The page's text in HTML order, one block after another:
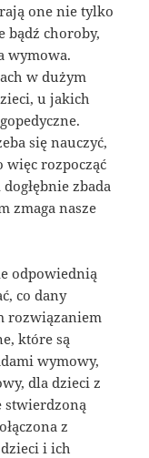
one nie tylko
bądź choroby,
wymowa.
w dużym
u jakich
się nauczyć,
więc rozpocząć
zbada
zmaga nasze
odpowiednią
co dany
rozwiązaniem
które są
wymowy,
dla dzieci z
stwierdzoną
z
i ich